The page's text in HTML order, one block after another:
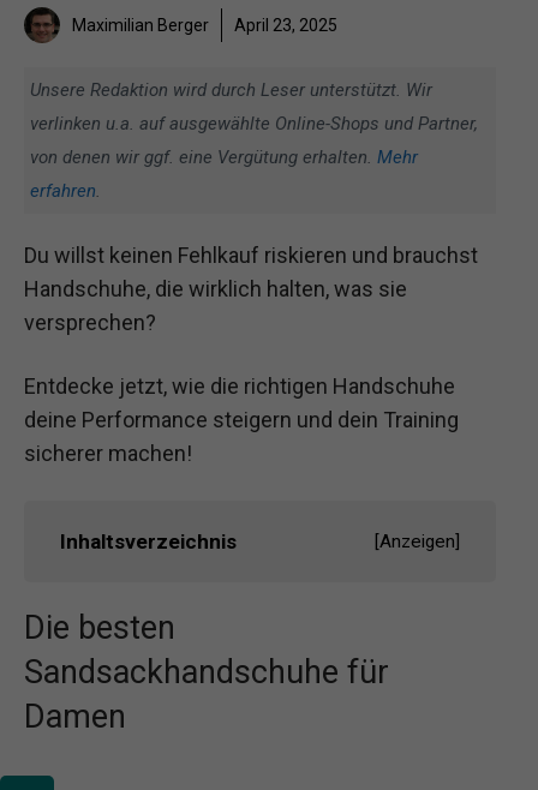
Maximilian Berger April 23, 2025
Unsere Redaktion wird durch Leser unterstützt. Wir
verlinken u.a. auf ausgewählte Online-Shops und Partner,
von denen wir ggf. eine Vergütung erhalten. Mehr
erfahren.
Du willst keinen Fehlkauf riskieren und brauchst
Handschuhe, die wirklich halten, was sie
versprechen?
Entdecke jetzt, wie die richtigen Handschuhe
deine Performance steigern und dein Training
sicherer machen!
Inhaltsverzeichnis Anzeigen
Die besten
Sandsackhandschuhe für
Damen